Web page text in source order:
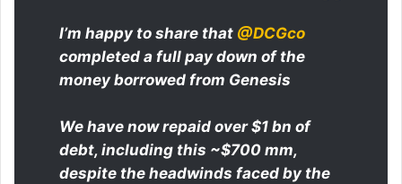
I’m happy to share that @DCGco
completed a full pay down of the
money borrowed from Genesis
We have now repaid over $1 bn of
debt, including this ~$700 mm,
despite the headwinds faced by the